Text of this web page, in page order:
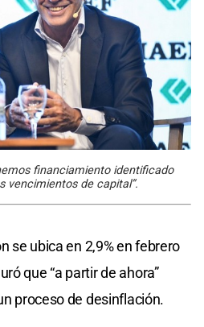
financiamiento identificado
vencimientos de capital”.
se ubica en 2,9% en febrero
que “a partir de ahora”
proceso de desinflación.